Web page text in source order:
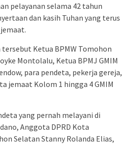
pelayanan selama 42 tahun
dan kasih Tuhan yang terus
Ketua BPMW Tomohon
Montolalu, Ketua BPMJ GMIM
para pendeta, pekerja gereja,
jemaat Kolom 1 hingga 4 GMIM
yang pernah melayani di
Anggota DPRD Kota
Selatan Stanny Rolanda Elias,